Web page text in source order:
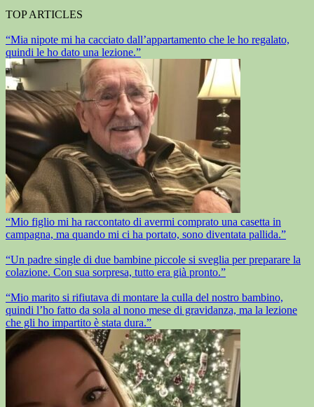
TOP ARTICLES
“Mia nipote mi ha cacciato dall’appartamento che le ho regalato,
quindi le ho dato una lezione.”
“Mio figlio mi ha raccontato di avermi comprato una casetta in
campagna, ma quando mi ci ha portato, sono diventata pallida.”
“Un padre single di due bambine piccole si sveglia per preparare la
colazione. Con sua sorpresa, tutto era già pronto.”
“Mio marito si rifiutava di montare la culla del nostro bambino,
quindi l’ho fatto da sola al nono mese di gravidanza, ma la lezione
che gli ho impartito è stata dura.”